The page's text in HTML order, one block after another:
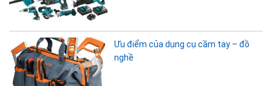
Ưu điểm của dụng cụ cầm tay – đồ
nghề